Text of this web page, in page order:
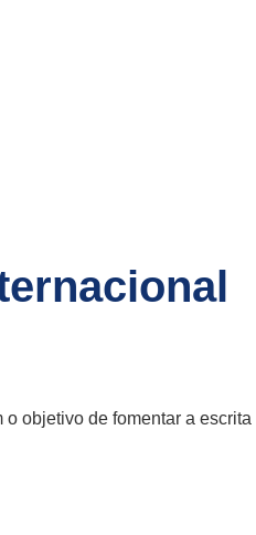
objetivo de fomentar a escrita